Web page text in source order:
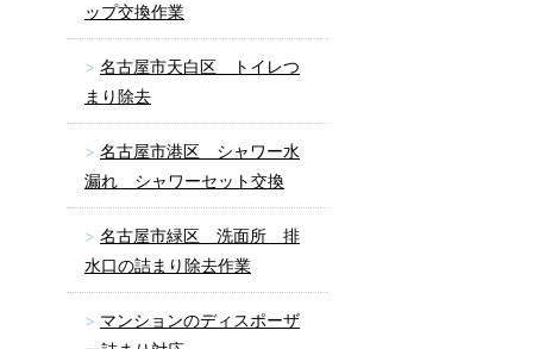
ップ交換作業
名古屋市天白区 トイレつ
まり除去
名古屋市港区 シャワー水
漏れ シャワーセット交換
名古屋市緑区 洗面所 排
水口の詰まり除去作業
マンションのディスポーザ